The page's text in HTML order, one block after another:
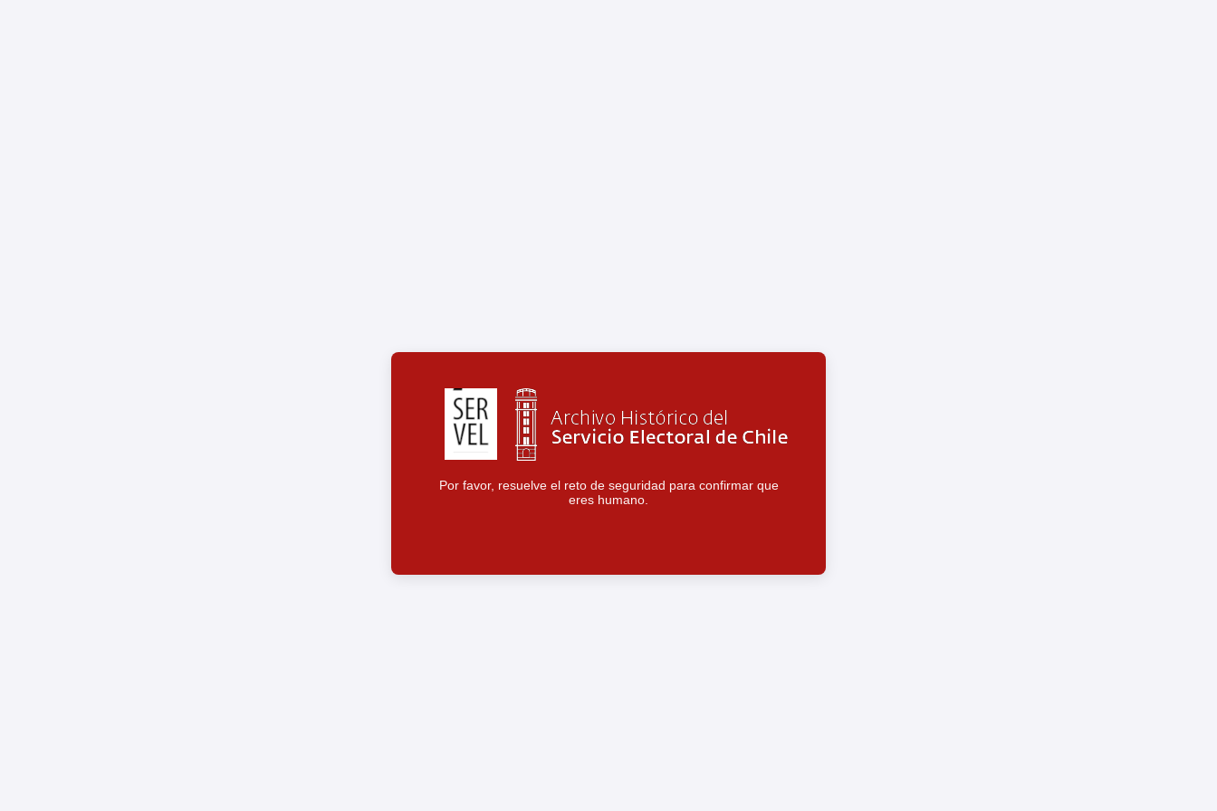
Por favor, resuelve el reto de seguridad para confirmar que
eres humano.